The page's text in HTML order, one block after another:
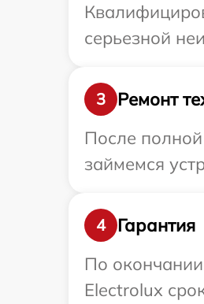
серьезной
3
Ремонт
После
займемся
4
Гарантия
По
Electrolux